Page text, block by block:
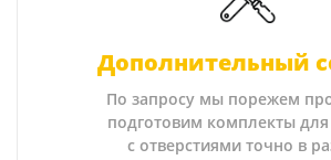
Дополнительный
По запросу мы порежем
подготовим комплекты
с отверстиями точно в